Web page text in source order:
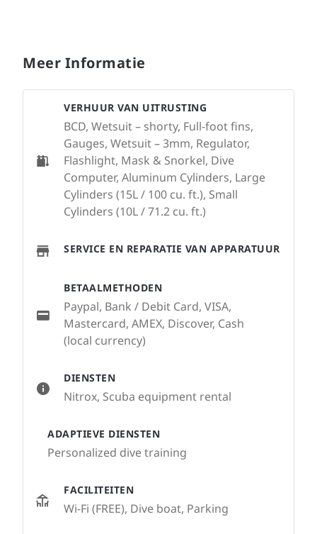
Meer Informatie
DIENSTEN
Nitrox, Scuba equipment rental
ADAPTIEVE DIENSTEN
Personalized dive training
FACILITEITEN
Wi-Fi (FREE), Dive boat, Parking
VERHUUR VAN UITRUSTING
BCD, Wetsuit – shorty, Full-foot fins,
Gauges, Wetsuit – 3mm, Regulator,
Flashlight, Mask & Snorkel, Dive
Computer, Aluminum Cylinders, Large
Cylinders (15L / 100 cu. ft.), Small
Cylinders (10L / 71.2 cu. ft.)
SERVICE EN REPARATIE VAN APPARATUUR
BETAALMETHODEN
Paypal, Bank / Debit Card, VISA,
Mastercard, AMEX, Discover, Cash
(local currency)